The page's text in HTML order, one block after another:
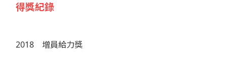
得獎紀錄
2018 增員給力獎